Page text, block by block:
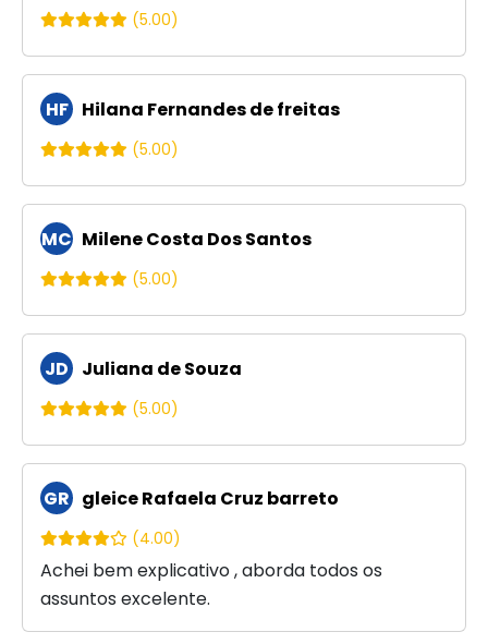
(5.00)
HF Hilana Fernandes de freitas
(5.00)
MC Milene Costa Dos Santos
(5.00)
JD Juliana de Souza
(5.00)
GR gleice Rafaela Cruz barreto
(4.00)
Achei bem explicativo , aborda todos os
assuntos excelente.